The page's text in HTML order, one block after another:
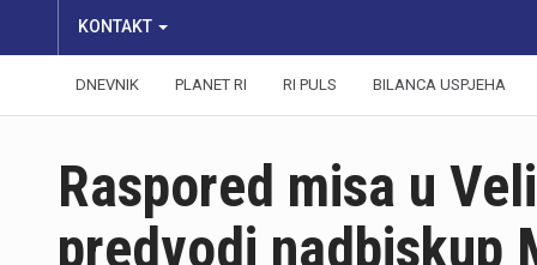
KONTAKT
DNEVNIK PLANET RI RI PULS BILANCA USPJEHA
Raspored misa u
predvodi nadbiskup